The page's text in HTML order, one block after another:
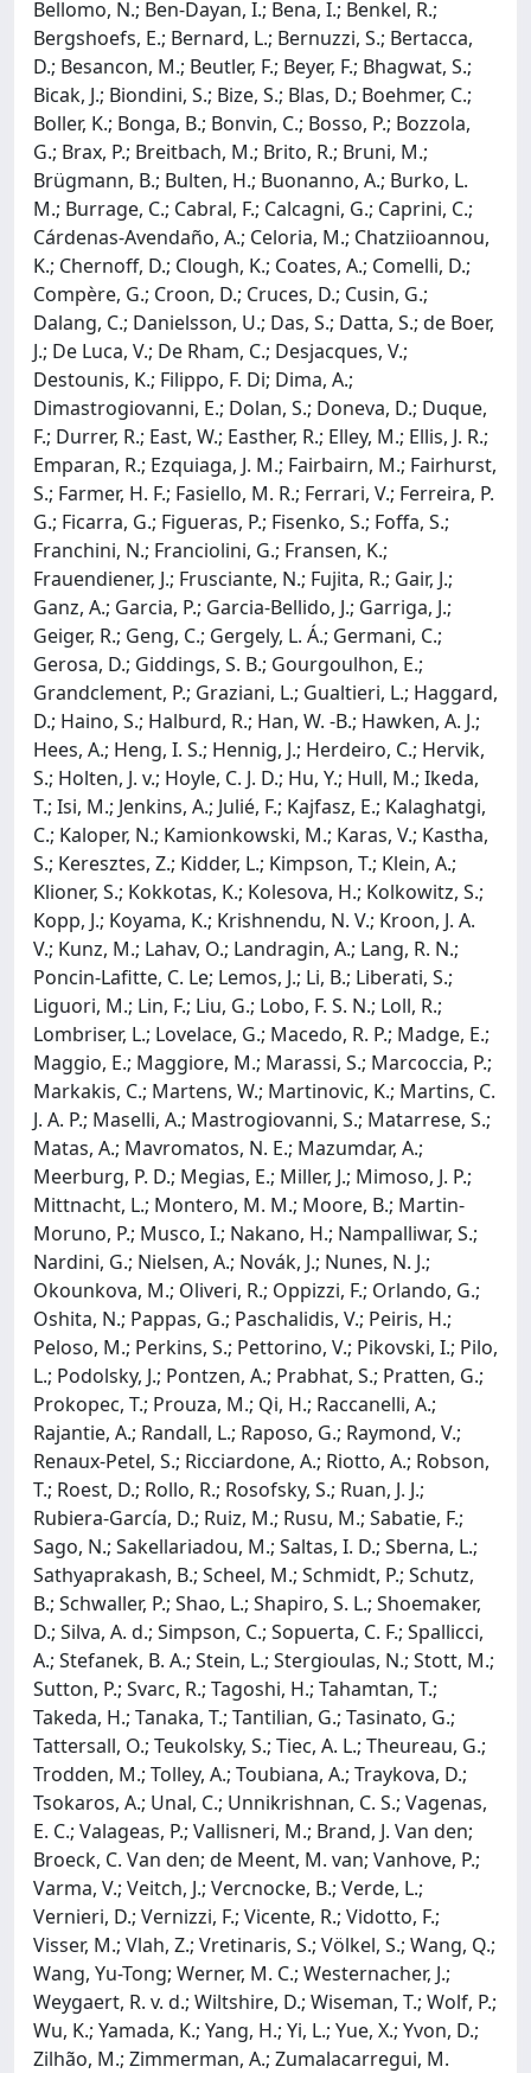
Bellomo, N.; Ben-Dayan, I.; Bena, I.; Benkel, R.;
Bergshoefs, E.; Bernard, L.; Bernuzzi, S.; Bertacca,
D.; Besancon, M.; Beutler, F.; Beyer, F.; Bhagwat, S.;
Bicak, J.; Biondini, S.; Bize, S.; Blas, D.; Boehmer, C.;
Boller, K.; Bonga, B.; Bonvin, C.; Bosso, P.; Bozzola,
G.; Brax, P.; Breitbach, M.; Brito, R.; Bruni, M.;
Brügmann, B.; Bulten, H.; Buonanno, A.; Burko, L.
M.; Burrage, C.; Cabral, F.; Calcagni, G.; Caprini, C.;
Cárdenas-Avendaño, A.; Celoria, M.; Chatziioannou,
K.; Chernoff, D.; Clough, K.; Coates, A.; Comelli, D.;
Compère, G.; Croon, D.; Cruces, D.; Cusin, G.;
Dalang, C.; Danielsson, U.; Das, S.; Datta, S.; de Boer,
J.; De Luca, V.; De Rham, C.; Desjacques, V.;
Destounis, K.; Filippo, F. Di; Dima, A.;
Dimastrogiovanni, E.; Dolan, S.; Doneva, D.; Duque,
F.; Durrer, R.; East, W.; Easther, R.; Elley, M.; Ellis, J. R.;
Emparan, R.; Ezquiaga, J. M.; Fairbairn, M.; Fairhurst,
S.; Farmer, H. F.; Fasiello, M. R.; Ferrari, V.; Ferreira, P.
G.; Ficarra, G.; Figueras, P.; Fisenko, S.; Foffa, S.;
Franchini, N.; Franciolini, G.; Fransen, K.;
Frauendiener, J.; Frusciante, N.; Fujita, R.; Gair, J.;
Ganz, A.; Garcia, P.; Garcia-Bellido, J.; Garriga, J.;
Geiger, R.; Geng, C.; Gergely, L. Á.; Germani, C.;
Gerosa, D.; Giddings, S. B.; Gourgoulhon, E.;
Grandclement, P.; Graziani, L.; Gualtieri, L.; Haggard,
D.; Haino, S.; Halburd, R.; Han, W. -B.; Hawken, A. J.;
Hees, A.; Heng, I. S.; Hennig, J.; Herdeiro, C.; Hervik,
S.; Holten, J. v.; Hoyle, C. J. D.; Hu, Y.; Hull, M.; Ikeda,
T.; Isi, M.; Jenkins, A.; Julié, F.; Kajfasz, E.; Kalaghatgi,
C.; Kaloper, N.; Kamionkowski, M.; Karas, V.; Kastha,
S.; Keresztes, Z.; Kidder, L.; Kimpson, T.; Klein, A.;
Klioner, S.; Kokkotas, K.; Kolesova, H.; Kolkowitz, S.;
Kopp, J.; Koyama, K.; Krishnendu, N. V.; Kroon, J. A.
V.; Kunz, M.; Lahav, O.; Landragin, A.; Lang, R. N.;
Poncin-Lafitte, C. Le; Lemos, J.; Li, B.; Liberati, S.;
Liguori, M.; Lin, F.; Liu, G.; Lobo, F. S. N.; Loll, R.;
Lombriser, L.; Lovelace, G.; Macedo, R. P.; Madge, E.;
Maggio, E.; Maggiore, M.; Marassi, S.; Marcoccia, P.;
Markakis, C.; Martens, W.; Martinovic, K.; Martins, C.
J. A. P.; Maselli, A.; Mastrogiovanni, S.; Matarrese, S.;
Matas, A.; Mavromatos, N. E.; Mazumdar, A.;
Meerburg, P. D.; Megias, E.; Miller, J.; Mimoso, J. P.;
Mittnacht, L.; Montero, M. M.; Moore, B.; Martin-
Moruno, P.; Musco, I.; Nakano, H.; Nampalliwar, S.;
Nardini, G.; Nielsen, A.; Novák, J.; Nunes, N. J.;
Okounkova, M.; Oliveri, R.; Oppizzi, F.; Orlando, G.;
Oshita, N.; Pappas, G.; Paschalidis, V.; Peiris, H.;
Peloso, M.; Perkins, S.; Pettorino, V.; Pikovski, I.; Pilo,
L.; Podolsky, J.; Pontzen, A.; Prabhat, S.; Pratten, G.;
Prokopec, T.; Prouza, M.; Qi, H.; Raccanelli, A.;
Rajantie, A.; Randall, L.; Raposo, G.; Raymond, V.;
Renaux-Petel, S.; Ricciardone, A.; Riotto, A.; Robson,
T.; Roest, D.; Rollo, R.; Rosofsky, S.; Ruan, J. J.;
Rubiera-García, D.; Ruiz, M.; Rusu, M.; Sabatie, F.;
Sago, N.; Sakellariadou, M.; Saltas, I. D.; Sberna, L.;
Sathyaprakash, B.; Scheel, M.; Schmidt, P.; Schutz,
B.; Schwaller, P.; Shao, L.; Shapiro, S. L.; Shoemaker,
D.; Silva, A. d.; Simpson, C.; Sopuerta, C. F.; Spallicci,
A.; Stefanek, B. A.; Stein, L.; Stergioulas, N.; Stott, M.;
Sutton, P.; Svarc, R.; Tagoshi, H.; Tahamtan, T.;
Takeda, H.; Tanaka, T.; Tantilian, G.; Tasinato, G.;
Tattersall, O.; Teukolsky, S.; Tiec, A. L.; Theureau, G.;
Trodden, M.; Tolley, A.; Toubiana, A.; Traykova, D.;
Tsokaros, A.; Unal, C.; Unnikrishnan, C. S.; Vagenas,
E. C.; Valageas, P.; Vallisneri, M.; Brand, J. Van den;
Broeck, C. Van den; de Meent, M. van; Vanhove, P.;
Varma, V.; Veitch, J.; Vercnocke, B.; Verde, L.;
Vernieri, D.; Vernizzi, F.; Vicente, R.; Vidotto, F.;
Visser, M.; Vlah, Z.; Vretinaris, S.; Völkel, S.; Wang, Q.;
Wang, Yu-Tong; Werner, M. C.; Westernacher, J.;
Weygaert, R. v. d.; Wiltshire, D.; Wiseman, T.; Wolf, P.;
Wu, K.; Yamada, K.; Yang, H.; Yi, L.; Yue, X.; Yvon, D.;
Zilhão, M.; Zimmerman, A.; Zumalacarregui, M.